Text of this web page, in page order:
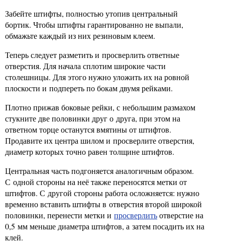
Забейте штифты, полностью утопив центральный
бортик. Чтобы штифты гарантированно не выпали,
обмажьте каждый из них резиновым клеем.
Теперь следует разметить и просверлить ответные
отверстия. Для начала сплотим широкие части
столешницы. Для этого нужно уложить их на ровной
плоскости и подпереть по бокам двумя рейками.
Плотно прижав боковые рейки, с небольшим размахом
стукните две половинки друг о друга, при этом на
ответном торце останутся вмятины от штифтов.
Продавите их центра шилом и просверлите отверстия,
диаметр которых точно равен толщине штифтов.
Центральная часть подгоняется аналогичным образом.
С одной стороны на неё также переносятся метки от
штифтов. С другой стороны работа осложняется: нужно
временно вставить штифты в отверстия второй широкой
половинки, перенести метки и просверлитьотверстие на
0,5 мм меньше диаметра штифтов, а затем посадить их на
клей.